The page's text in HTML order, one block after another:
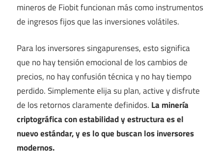
mineros de Fiobit funcionan más como instrumentos
de ingresos fijos que las inversiones volátiles.
Para los inversores singapurenses, esto significa
que no hay tensión emocional de los cambios de
precios, no hay confusión técnica y no hay tiempo
perdido. Simplemente elija su plan, active y disfrute
de los retornos claramente definidos. La minería
criptográfica con estabilidad y estructura es el
nuevo estándar, y es lo que buscan los inversores
modernos.